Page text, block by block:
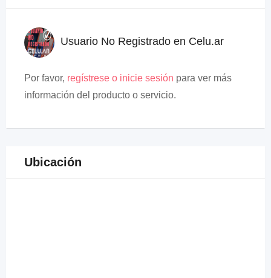
Usuario No Registrado en Celu.ar
Por favor, regístrese o inicie sesión para ver más
información del producto o servicio.
Ubicación